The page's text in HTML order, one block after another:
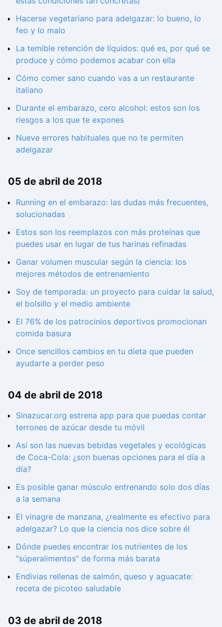
Hacerse vegetariano para adelgazar: lo bueno, lo
feo y lo malo
La temible retención de líquidos: qué es, por qué se
produce y cómo podemos acabar con ella
Cómo comer sano cuando vas a un restaurante
italiano
Durante el embarazo, cero alcohol: estos son los
riesgos a los que te expones
Nueve errores habituales que no te permiten
adelgazar
05 de abril de 2018
Running en el embarazo: las dudas más frecuentes,
solucionadas
Estos son los reemplazos con más proteínas que
puedes usar en lugar de tus harinas refinadas
Ganar volumen muscular según la ciencia: los
mejores métodos de entrenamiento
Soy de temporada: un proyecto para cuidar la salud,
el bolsillo y el medio ambiente
El 76% de los patrocinios deportivos promocionan
comida basura
Once sencillos cambios en tu dieta que pueden
ayudarte a perder peso
04 de abril de 2018
Sinazucar.org estrena app para que puedas contar
terrones de azúcar desde tu móvil
Así son las nuevas bebidas vegetales y ecológicas
de Coca-Cola: ¿son buenas opciones para el día a
día?
Es posible ganar músculo entrenando solo dos días
a la semana
El vinagre de manzana, ¿realmente es efectivo para
adelgazar? Lo que la ciencia nos dice sobre él
Dónde puedes encontrar los nutrientes de los
"súperalimentos" de forma más barata
Endivias rellenas de salmón, queso y aguacate:
receta de picoteo saludable
03 de abril de 2018